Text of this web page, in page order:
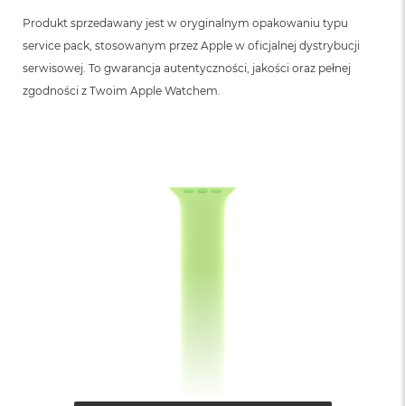
Produkt sprzedawany jest w oryginalnym opakowaniu typu
service pack, stosowanym przez Apple w oficjalnej dystrybucji
serwisowej. To gwarancja autentyczności, jakości oraz pełnej
zgodności z Twoim Apple Watchem.